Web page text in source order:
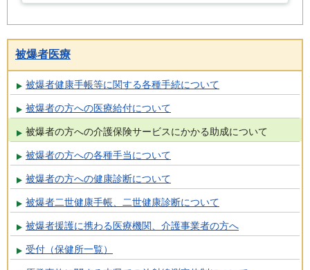
被爆者医療
被爆者健康手帳等に関する各種手続について
被爆者の方への医療給付について
被爆者の方への介護保険サービスにかかる助成について
被爆者の方への各種手当について
被爆者の方への健康診断について
被爆者二世健康手帳、二世健康診断について
被爆者援護に携わる医療機関、介護事業者の方へ
受付（保健所一覧）